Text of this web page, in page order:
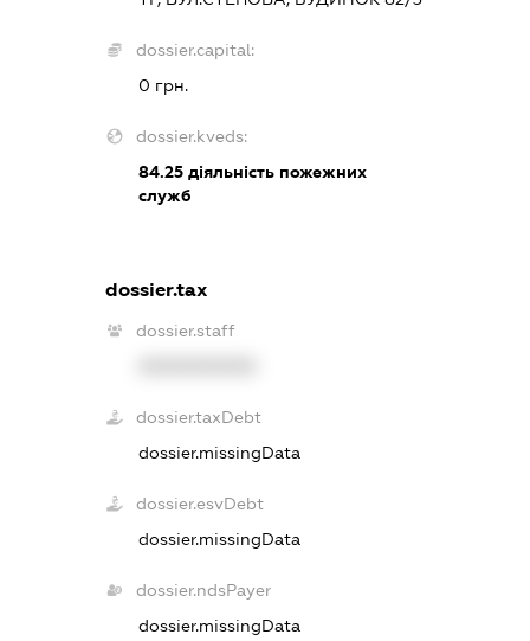
dossier.capital:
0 грн.
dossier.kveds:
84.25 діяльність пожежних
служб
dossier.tax
dossier.staff
dossier.taxDebt
dossier.missingData
dossier.esvDebt
dossier.missingData
dossier.ndsPayer
dossier.missingData